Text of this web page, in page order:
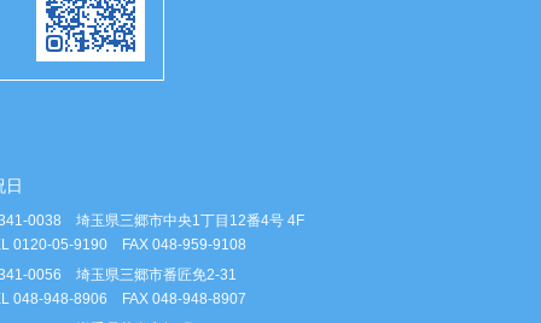
日
0038 埼玉県三郷市中央1丁目12番4号 4F
0120-05-9190 FAX 048-959-9108
0056 埼玉県三郷市番匠免2-31
048-948-8906 FAX 048-948-8907